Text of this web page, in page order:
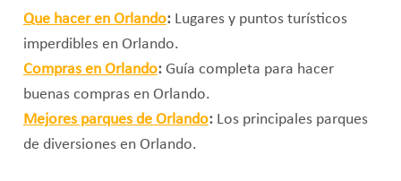
Que hacer en Orlando:Lugares y puntos turísticos
imperdibles en Orlando.
Compras en Orlando:Guía completa para hacer
buenas compras en Orlando.
Mejores parques de Orlando:Los principales parques
de diversiones en Orlando.